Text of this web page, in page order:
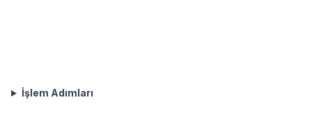
İşlem Adımları